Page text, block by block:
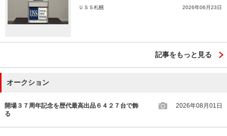
ＵＳＳ札幌 2026年06月23日
記事をもっと見る
オークション
開場３７周年記念を歴代最高出品６４２７台で飾
る
2026年08月01日